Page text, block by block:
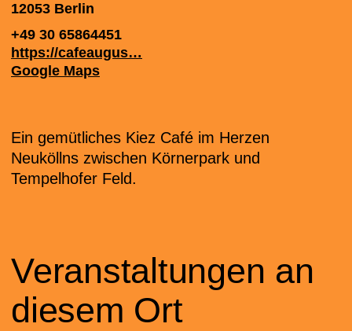
12053 Berlin
+49 30 65864451
https://cafeaugus…
Google Maps
Ein gemütliches Kiez Café im Herzen
Neuköllns zwischen Körnerpark und
Tempelhofer Feld.
Veranstaltungen an
diesem Ort